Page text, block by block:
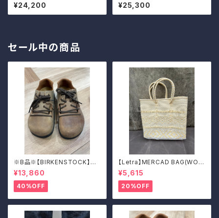
パンツ
¥24,200 ャンバスガウチョパンツ
¥25,300
セール中の商品
※B品※【BIRKENSTOCK】Mo
ntana/CUOIO 38
¥13,860
40%OFF
【Letra】MERCAD BAG(WOV
EN)
¥5,615
20%OFF